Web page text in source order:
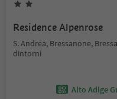
Residence Alpenrose
S. Andrea, Bressanone,
dintorni
Alto Adige